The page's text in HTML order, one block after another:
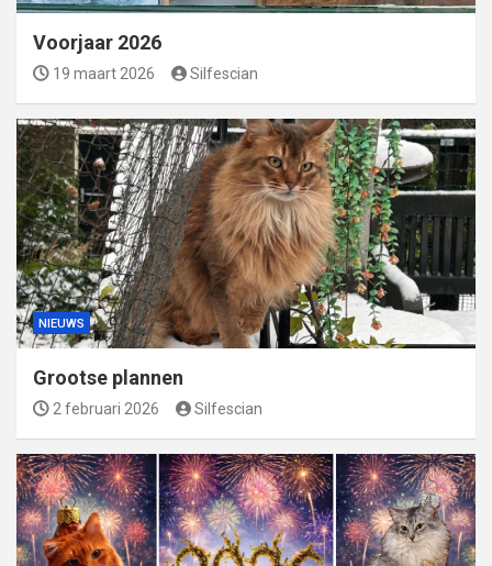
Voorjaar 2026
19 maart 2026 Silfescian
NIEUWS
Grootse plannen
2 februari 2026 Silfescian